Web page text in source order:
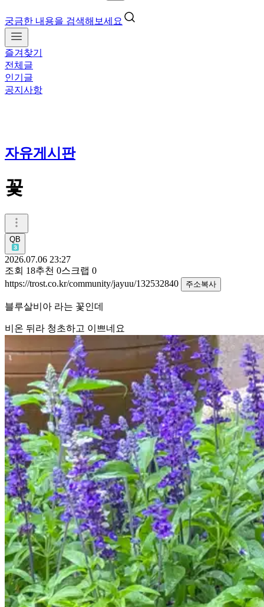
궁금한 내용을 검색해보세요
즐겨찾기
전체글
인기글
공지사항
자유게시판
꽃
QB
2026.07.06 23:27
조회 18추천 0스크랩 0
https://trost.co.kr/community/jayuu/132532840
주소복사
블루살비아 라는 꽃인데
비온 뒤라 청초하고 이쁘네요